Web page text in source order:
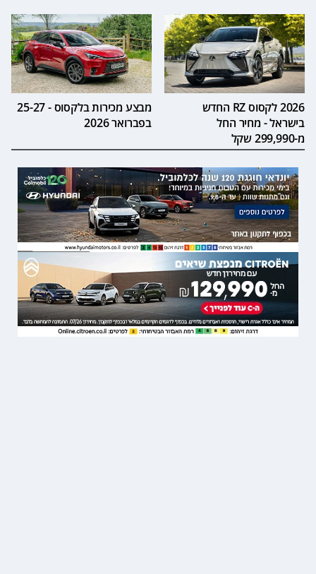
2026 לקסוס RZ החדש
בישראל - מחיר החל
מ-299,990 שקל
מבצע מכירות בלקסוס - 25-27
בפברואר 2026